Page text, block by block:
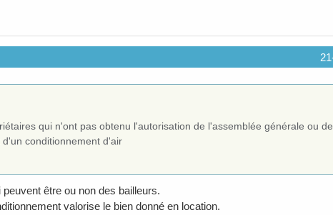
qui n'ont pas obtenu l'autorisation de l'assemblée générale ou de
conditionnement d'air
être ou non des bailleurs.
valorise le bien donné en location.